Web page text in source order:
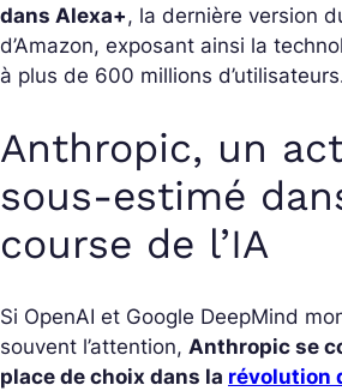
dans Alexa+, la dernière version
d’Amazon, exposant ainsi la
à plus de 600 millions
Anthropic, un
sous-estimé
course de l’IA
Si OpenAI et Google DeepMind
souvent l’attention, Anthropic se
place de choix dans la révolution